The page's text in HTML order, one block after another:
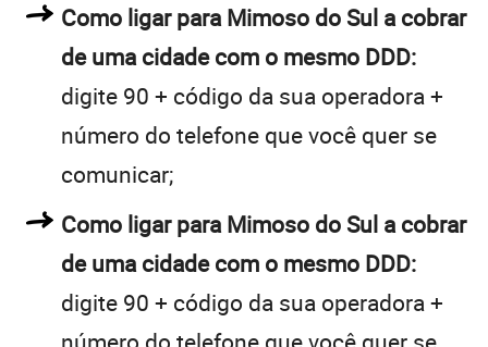
Como ligar para Mimoso do Sul a cobrar
de uma cidade com o mesmo DDD:
digite 90 + código da sua operadora +
número do telefone que você quer se
comunicar;
Como ligar para Mimoso do Sul a cobrar
de uma cidade com o mesmo DDD:
digite 90 + código da sua operadora +